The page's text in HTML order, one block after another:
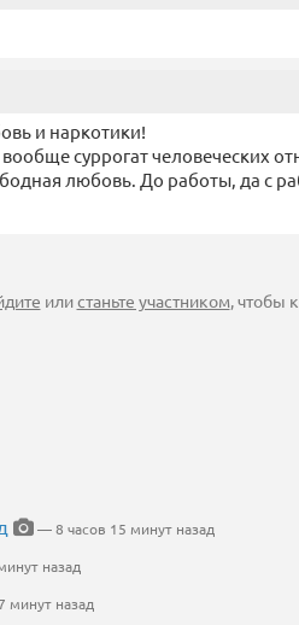
и наркотики!
суррогат человеческих
любовь. До работы, да с
илистаньте участником, чтобы
— 8 часов 15 минут назад
назад
минут назад